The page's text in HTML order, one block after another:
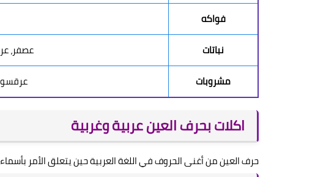
فواكه
نباتات
عصفر،
مشروبات
اكلات بحرف العين عربية وغربية
حرف العين من أغنى الحروف في اللغة العربية حين يتعلق الأمر